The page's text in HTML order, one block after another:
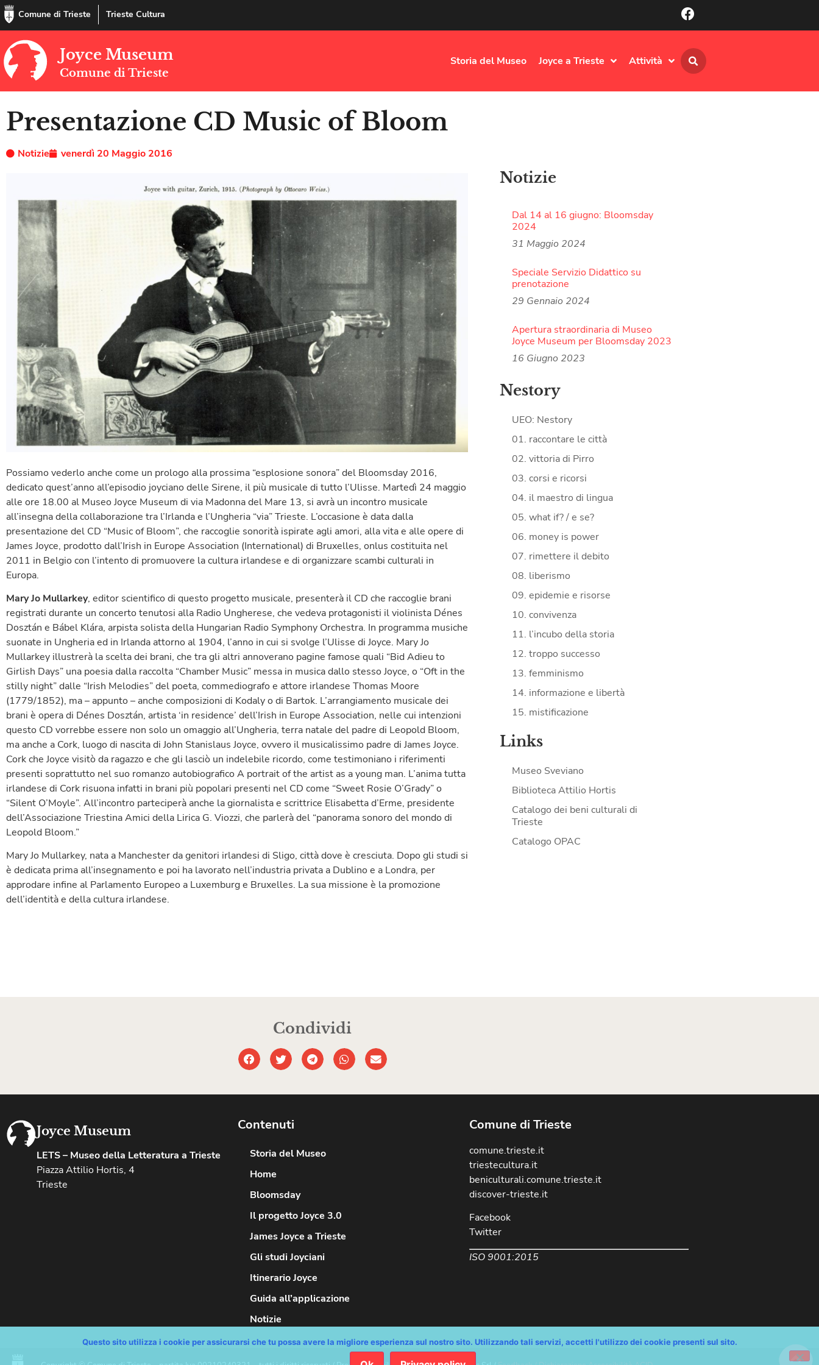
Comune di Trieste Trieste Cultura
Joyce Museum
Comune di Trieste
Storia del Museo Joyce a Trieste Attività
Presentazione CD Music of Bloom
Notizie venerdì 20 Maggio 2016
Possiamo vederlo anche come un prologo alla prossima “esplosione sonora” del Bloomsday 2016,
dedicato quest’anno all’episodio joyciano delle Sirene, il più musicale di tutto l’Ulisse. Martedì 24 maggio
alle ore 18.00 al Museo Joyce Museum di via Madonna del Mare 13, si avrà un incontro musicale
all’insegna della collaborazione tra l’Irlanda e l’Ungheria “via” Trieste. L’occasione è data dalla
presentazione del CD “Music of Bloom”, che raccoglie sonorità ispirate agli amori, alla vita e alle opere di
James Joyce, prodotto dall’Irish in Europe Association (International) di Bruxelles, onlus costituita nel
2011 in Belgio con l’intento di promuovere la cultura irlandese e di organizzare scambi culturali in
Europa.
Mary Jo Mullarkey, editor scientifico di questo progetto musicale, presenterà il CD che raccoglie brani
registrati durante un concerto tenutosi alla Radio Ungherese, che vedeva protagonisti il violinista Dénes
Dosztán e Bábel Klára, arpista solista della Hungarian Radio Symphony Orchestra. In programma musiche
suonate in Ungheria ed in Irlanda attorno al 1904, l’anno in cui si svolge l’Ulisse di Joyce. Mary Jo
Mullarkey illustrerà la scelta dei brani, che tra gli altri annoverano pagine famose quali “Bid Adieu to
Girlish Days” una poesia dalla raccolta “Chamber Music” messa in musica dallo stesso Joyce, o “Oft in the
stilly night” dalle “Irish Melodies” del poeta, commediografo e attore irlandese Thomas Moore
(1779/1852), ma – appunto – anche composizioni di Kodaly o di Bartok. L’arrangiamento musicale dei
brani è opera di Dénes Dosztán, artista ‘in residence’ dell’Irish in Europe Association, nelle cui intenzioni
questo CD vorrebbe essere non solo un omaggio all’Ungheria, terra natale del padre di Leopold Bloom,
ma anche a Cork, luogo di nascita di John Stanislaus Joyce, ovvero il musicalissimo padre di James Joyce.
Cork che Joyce visitò da ragazzo e che gli lasciò un indelebile ricordo, come testimoniano i riferimenti
presenti soprattutto nel suo romanzo autobiografico A portrait of the artist as a young man. L’anima tutta
irlandese di Cork risuona infatti in brani più popolari presenti nel CD come “Sweet Rosie O’Grady” o
“Silent O’Moyle”. All’incontro parteciperà anche la giornalista e scrittrice Elisabetta d’Erme, presidente
dell’Associazione Triestina Amici della Lirica G. Viozzi, che parlerà del “panorama sonoro del mondo di
Leopold Bloom.”
Mary Jo Mullarkey, nata a Manchester da genitori irlandesi di Sligo, città dove è cresciuta. Dopo gli studi si
è dedicata prima all’insegnamento e poi ha lavorato nell’industria privata a Dublino e a Londra, per
approdare infine al Parlamento Europeo a Luxemburg e Bruxelles. La sua missione è la promozione
dell’identità e della cultura irlandese.
Notizie
Dal 14 al 16 giugno: Bloomsday
2024
31 Maggio 2024
Speciale Servizio Didattico su
prenotazione
29 Gennaio 2024
Apertura straordinaria di Museo
Joyce Museum per Bloomsday 2023
16 Giugno 2023
Nestory
UEO: Nestory
01. raccontare le città
02. vittoria di Pirro
03. corsi e ricorsi
04. il maestro di lingua
05. what if? / e se?
06. money is power
07. rimettere il debito
08. liberismo
09. epidemie e risorse
10. convivenza
11. l’incubo della storia
12. troppo successo
13. femminismo
14. informazione e libertà
15. mistificazione
Links
Museo Sveviano
Biblioteca Attilio Hortis
Catalogo dei beni culturali di
Trieste
Catalogo OPAC
Condividi
Joyce Museum
LETS – Museo della Letteratura a Trieste
Piazza Attilio Hortis, 4
Trieste
Contenuti
Storia del Museo
Home
Bloomsday
Il progetto Joyce 3.0
James Joyce a Trieste
Gli studi Joyciani
Itinerario Joyce
Guida all’applicazione
Notizie
Comune di Trieste
comune.trieste.it
triestecultura.it
beniculturali.comune.trieste.it
discover-trieste.it
Facebook
Twitter
ISO 9001:2015
Questo sito utilizza i cookie per assicurarsi che tu possa avere la migliore esperienza sul nostro sito. Utilizzando tali servizi, accetti l'utilizzo dei cookie presenti sul sito.